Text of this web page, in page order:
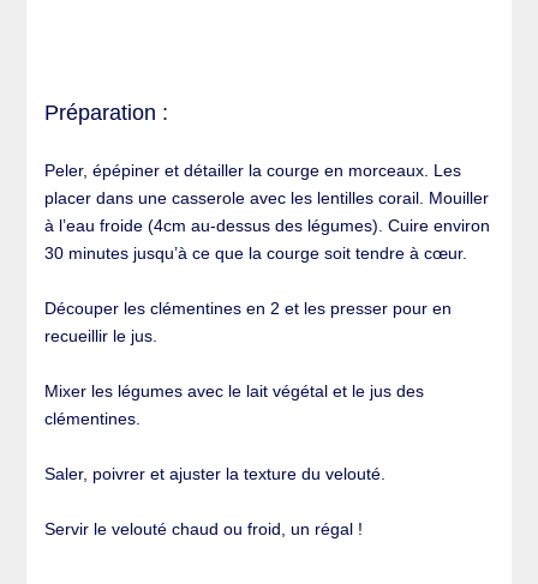
Préparation :
Peler, épépiner et détailler la courge en morceaux. Les
placer dans une casserole avec les lentilles corail. Mouiller
à l’eau froide (4cm au-dessus des légumes). Cuire environ
30 minutes jusqu’à ce que la courge soit tendre à cœur.
Découper les clémentines en 2 et les presser pour en
recueillir le jus.
Mixer les légumes avec le lait végétal et le jus des
clémentines.
Saler, poivrer et ajuster la texture du velouté.
Servir le velouté chaud ou froid, un régal !